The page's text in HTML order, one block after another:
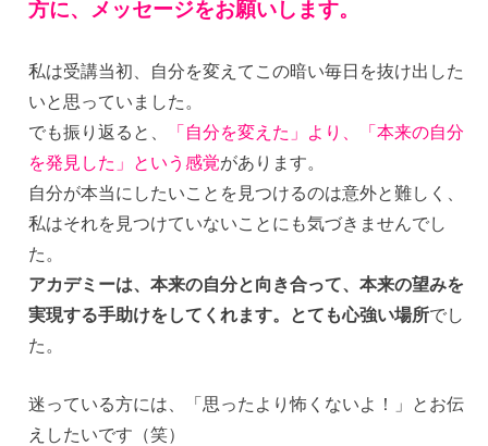
方に、メッセージをお願いします。
私は受講当初、自分を変えてこの暗い毎日を抜け出した
いと思っていました。
でも振り返ると、
「自分を変えた」より、「本来の自分
を発見した」という感覚があります。
自分が本当にしたいことを見つけるのは意外と難しく、
私はそれを見つけていないことにも気づきませんでし
た。
アカデミーは、本来の自分と向き合って、本来の望みを
実現する手助けをしてくれます。とても心強い場所でし
た。
迷っている方には、「思ったより怖くないよ！」とお伝
えしたいです（笑）